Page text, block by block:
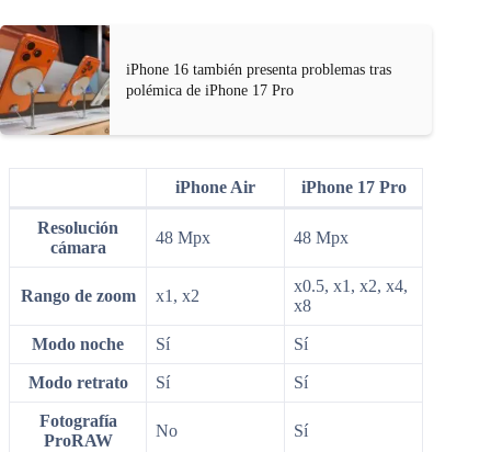
iPhone 16 también presenta problemas tras
polémica de iPhone 17 Pro
iPhone Air iPhone 17 Pro
Resolución
cámara
48 Mpx 48 Mpx
Rango de zoom x1, x2
x0.5, x1, x2, x4,
x8
Modo noche Sí Sí
Modo retrato Sí Sí
Fotografía
ProRAW
No Sí